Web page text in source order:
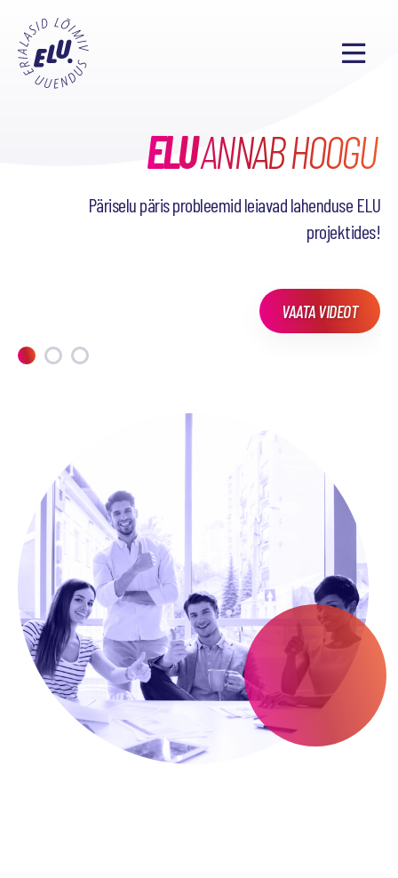
ELUANNAB HOOGU
Päriselu päris probleemid leiavad lahenduse ELU
projektides!
VAATA VIDEOT
SEL SEMESTRIL38
PÕNEVAT PROJEKTI
TAHAD TEADA, MIDA
OLEME TEINUD?